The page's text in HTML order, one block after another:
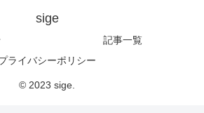
sige
記事一覧
ライバシーポリシー
© 2023 sige.